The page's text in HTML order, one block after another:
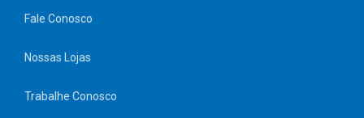
Fale Conosco
Nossas Lojas
Trabalhe Conosco